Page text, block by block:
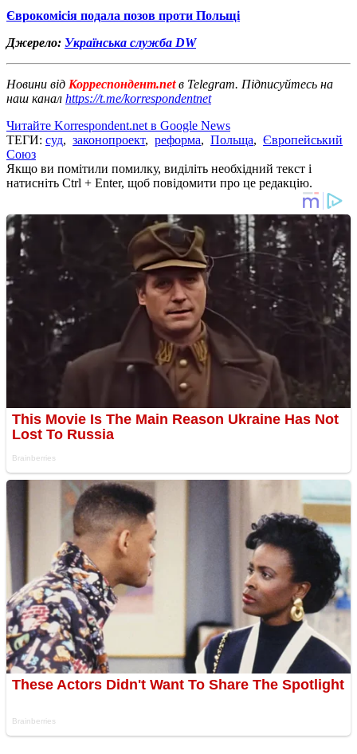
Єврокомісія подала позов проти Польщі
Джерело: Українська служба DW
Новини від Корреспондент.netв Telegram. Підписуйтесь на
наш канал https://t.me/korrespondentnet
Читайте Korrespondent.net в Google News
ТЕГИ: суд, законопроект, реформа, Польща, Європейський
Союз
Якщо ви помітили помилку, виділіть необхідний текст і
натисніть Ctrl + Enter, щоб повідомити про це редакцію.